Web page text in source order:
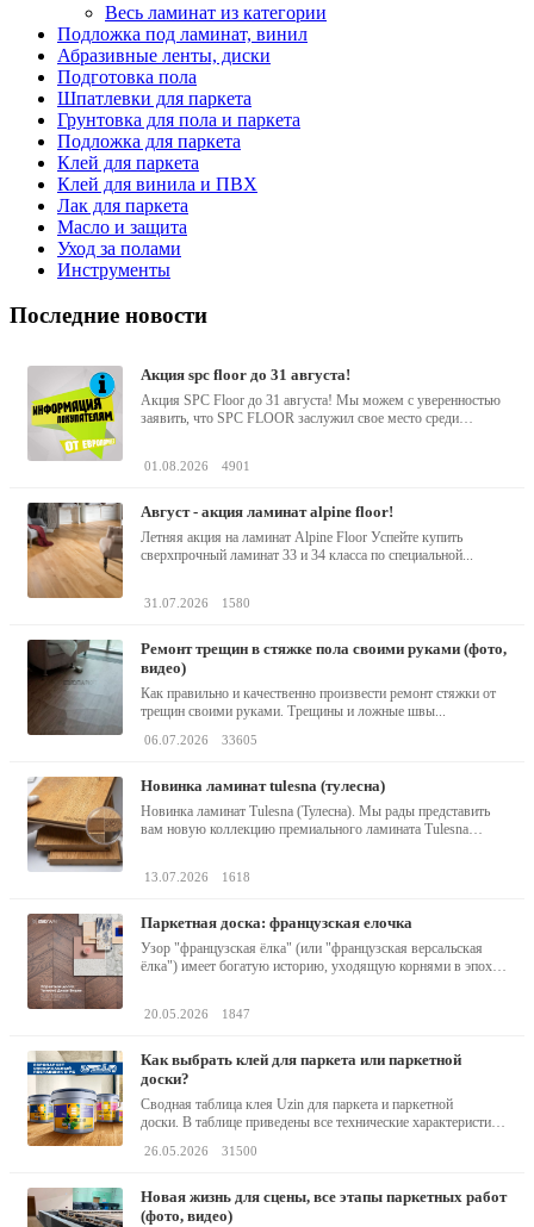
Весь ламинат из категории
Подложка под ламинат, винил
Абразивные ленты, диски
Подготовка пола
Шпатлевки для паркета
Грунтовка для пола и паркета
Подложка для паркета
Клей для паркета
Клей для винила и ПВХ
Лак для паркета
Масло и защита
Уход за полами
Инструменты
Последние новости
акция spc floor до 31 августа!
Акция SPC Floor до 31 августа! Мы можем с уверенностью
заявить, что SPC FLOOR заслужил свое место среди
01.08.2026 4901
август - акция ламинат alpine floor!
Летняя акция на ламинат Alpine Floor Успейте купить
сверхпрочный ламинат 33 и 34 класса по специальной...
31.07.2026 1580
ремонт трещин в стяжке пола своими руками (фото,
видео)
Как правильно и качественно произвести ремонт стяжки от
трещин своими руками. Трещины и ложные швы...
06.07.2026 33605
новинка ламинат tulesna (тулесна)
Новинка ламинат Tulesna (Тулесна). Мы рады представить
вам новую коллекцию премиального ламината Tulesna
13.07.2026 1618
паркетная доска: французская елочка
Узор "французская ёлка" (или "французская версальская
ёлка") имеет богатую историю, уходящую корнями в эпоху
20.05.2026 1847
как выбрать клей для паркета или паркетной
доски?
Сводная таблица клея Uzin для паркета и паркетной
доски. В таблице приведены все технические характеристики
26.05.2026 31500
новая жизнь для сцены, все этапы паркетных работ
(фото, видео)